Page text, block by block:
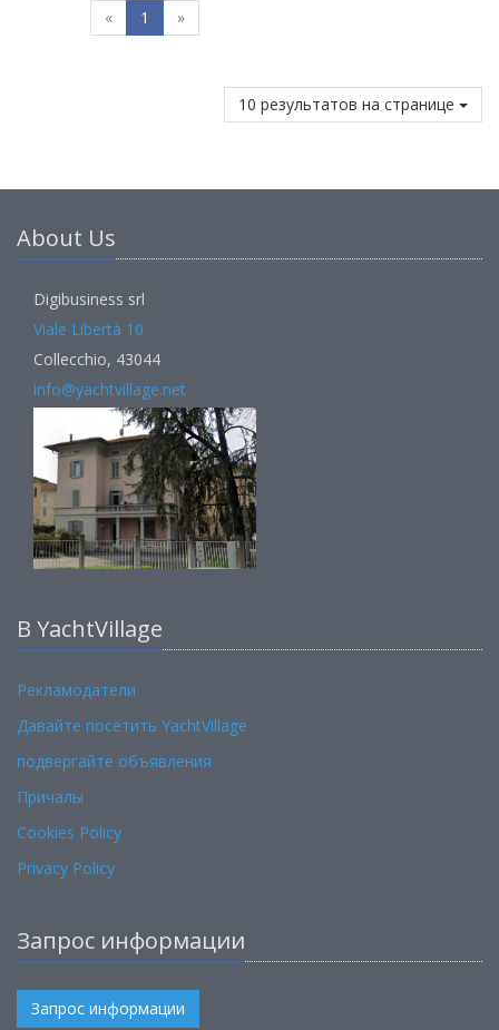
« 1 »
10 результатов на странице
About Us
Digibusiness srl
Viale Libertà 10
Collecchio, 43044
info@yachtvillage.net
В YachtVillage
Рекламодатели
Давайте посетить YachtVillage
подвергайте объявления
Причалы
Cookies Policy
Privacy Policy
Запрос информации
Запрос информации